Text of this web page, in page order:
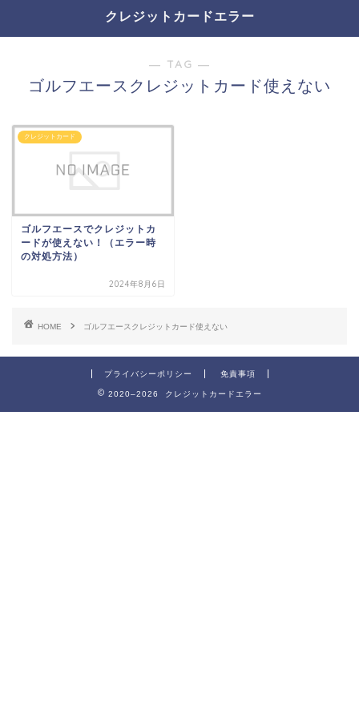
クレジットカードエラー
― TAG ―
ゴルフエースクレジットカード使えない
クレジットカード
ゴルフエースでクレジットカ
ードが使えない！（エラー時
の対処方法）
2024年8月6日
HOME ゴルフエースクレジットカード使えない
プライバシーポリシー 免責事項
2020–2026 クレジットカードエラー